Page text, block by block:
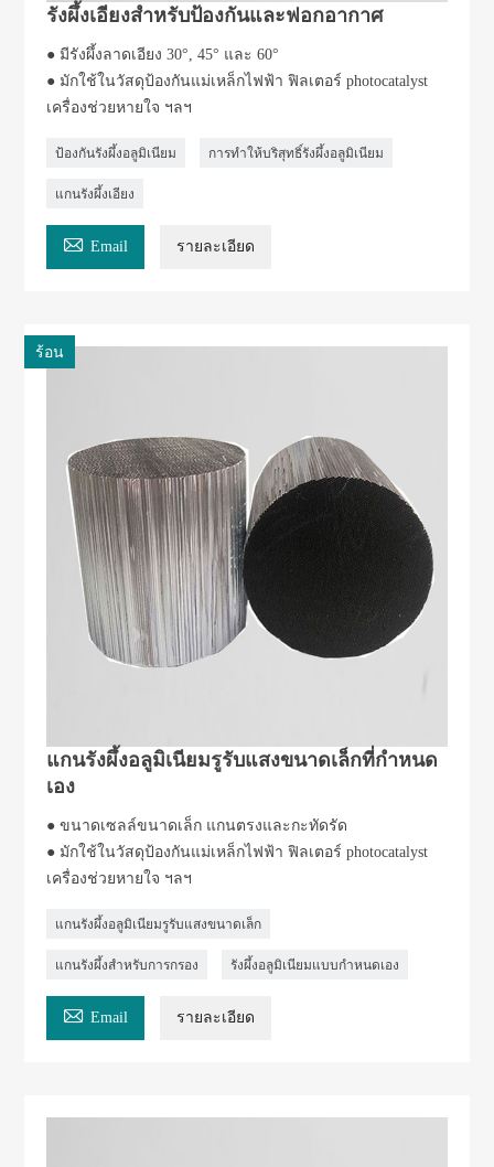
รังผึ้งเอียงสำหรับป้องกันและฟอกอากาศ
● มีรังผึ้งลาดเอียง 30°, 45° และ 60°
● มักใช้ในวัสดุป้องกันแม่เหล็กไฟฟ้า ฟิลเตอร์ photocatalyst
เครื่องช่วยหายใจ ฯลฯ
ป้องกันรังผึ้งอลูมิเนียม การทำให้บริสุทธิ์รังผึ้งอลูมิเนียม
แกนรังผึ้งเอียง
 Email รายละเอียด
ร้อน
แกนรังผึ้งอลูมิเนียมรูรับแสงขนาดเล็กที่กำหนด
เอง
● ขนาดเซลล์ขนาดเล็ก แกนตรงและกะทัดรัด
● มักใช้ในวัสดุป้องกันแม่เหล็กไฟฟ้า ฟิลเตอร์ photocatalyst
เครื่องช่วยหายใจ ฯลฯ
แกนรังผึ้งอลูมิเนียมรูรับแสงขนาดเล็ก
แกนรังผึ้งสำหรับการกรอง รังผึ้งอลูมิเนียมแบบกำหนดเอง
 Email รายละเอียด